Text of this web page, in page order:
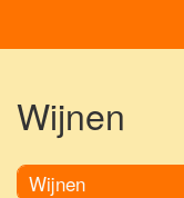
Wijnen
Wijnen